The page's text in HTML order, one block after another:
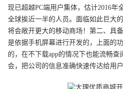
现已超越PC端用户集体，估计2016年
全球挨近一半的人员。面临如此巨大
将会敞开更大的移动商场！第二、具
是依据手机屏幕进行开发的，上面的
的，在不下载app的情况下也能流畅
会，把公司的信息准确快速传达给用户